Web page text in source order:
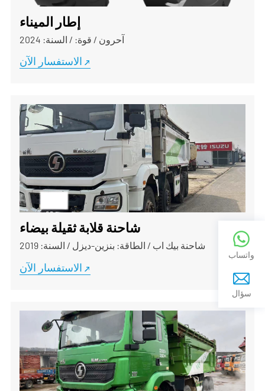
إطار الميناء
آحرون / قوة: / السنة: 2024
الاستفسار الآن
شاحنة قلابة ثقيلة بيضاء
شاحنة بيك اب / الطاقة: بنزين-ديزل / السنة: 2019
الاستفسار الآن
واتساب
سؤال